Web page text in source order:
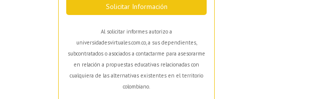
Solicitar Información
Al solicitar informes autorizo a
universidadesvirtuales.com.co, a sus dependientes,
subcontratados o asociados a contactarme para asesorarme
en relación a propuestas educativas relacionadas con
cualquiera de las alternativas existentes en el territorio
colombiano.